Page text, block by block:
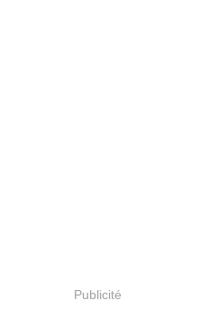
Publicité